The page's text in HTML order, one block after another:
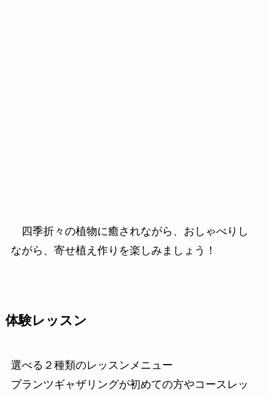
四季折々の植物に癒されながら、おしゃべりし
ながら、寄せ植え作りを楽しみましょう！
体験レッスン
選べる２種類のレッスンメニュー
プランツギャザリングが初めての方やコースレッ